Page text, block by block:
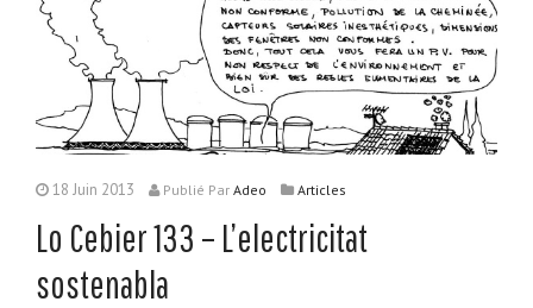
18 Juin 2013 Publié Par Adeo Articles
Lo Cebier 133 – L’electricitat
sostenabla